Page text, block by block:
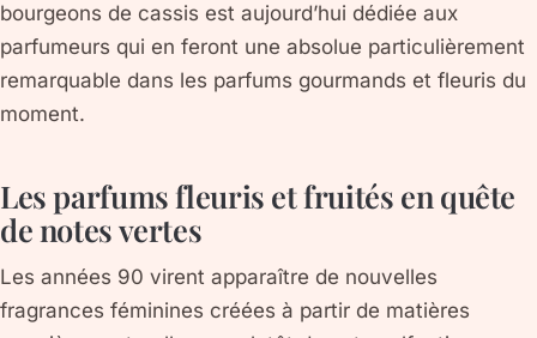
bourgeons de cassis est aujourd’hui dédiée aux
parfumeurs qui en feront une absolue particulièrement
remarquable dans les parfums gourmands et fleuris du
moment.
Les parfums fleuris et fruités en quête
de notes vertes
Les années 90 virent apparaître de nouvelles
fragrances féminines créées à partir de matières